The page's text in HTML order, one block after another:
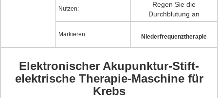
Nutzen:
Regen Sie die
Durchblutung an
Markieren: Niederfrequenztherapie
Elektronischer Akupunktur-Stift-
elektrische Therapie-Maschine für
Krebs